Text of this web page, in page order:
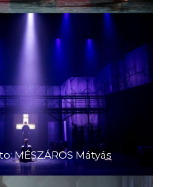
MÉSZÁROS Mátyás